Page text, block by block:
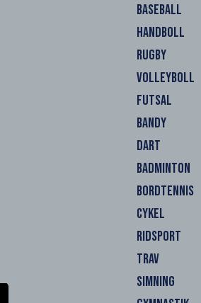
BASEBALL
HANDBOLL
RUGBY
VOLLEYBOLL
FUTSAL
BANDY
DART
BADMINTON
BORDTENNIS
CYKEL
RIDSPORT
TRAV
SIMNING